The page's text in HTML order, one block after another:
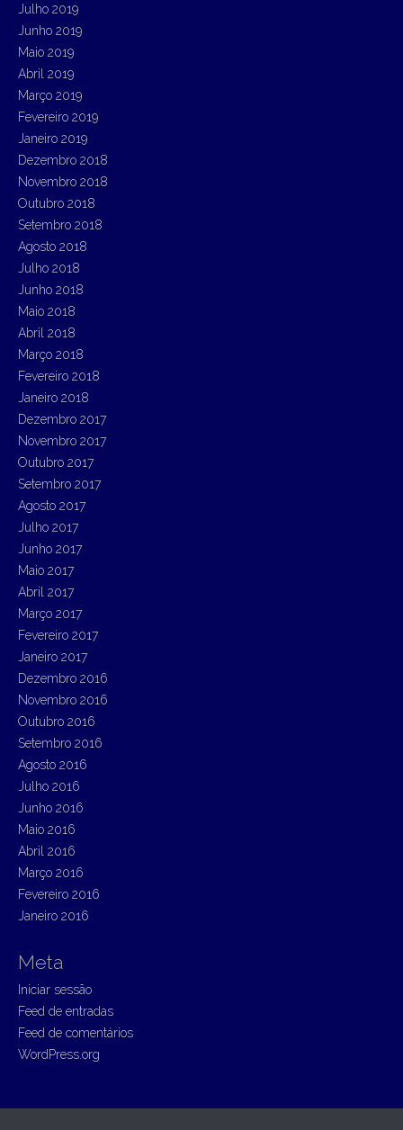
Julho 2019
Junho 2019
Maio 2019
Abril 2019
Março 2019
Fevereiro 2019
Janeiro 2019
Dezembro 2018
Novembro 2018
Outubro 2018
Setembro 2018
Agosto 2018
Julho 2018
Junho 2018
Maio 2018
Abril 2018
Março 2018
Fevereiro 2018
Janeiro 2018
Dezembro 2017
Novembro 2017
Outubro 2017
Setembro 2017
Agosto 2017
Julho 2017
Junho 2017
Maio 2017
Abril 2017
Março 2017
Fevereiro 2017
Janeiro 2017
Dezembro 2016
Novembro 2016
Outubro 2016
Setembro 2016
Agosto 2016
Julho 2016
Junho 2016
Maio 2016
Abril 2016
Março 2016
Fevereiro 2016
Janeiro 2016
Meta
Iniciar sessão
Feed de entradas
Feed de comentários
WordPress.org